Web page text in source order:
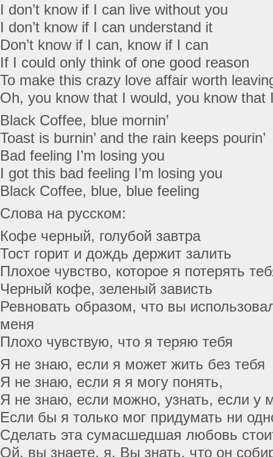
I don’t know if I can live without you
I don’t know if I can understand it
Don’t know if I can, know if I can
If I could only think of one good reason
To make this crazy love affair worth
Oh, you know that I would, you know that
Black Coffee, blue mornin’
Toast is burnin’ and the rain keeps pourin’
Bad feeling I’m losing you
I got this bad feeling I’m losing you
Black Coffee, blue, blue feeling
Слова на русском:
Кофе черный, голубой завтра
Тост горит и дождь держит залить
Плохое чувство, которое я потерять
Черный кофе, зеленый зависть
Ревновать образом, что вы
меня
Плохо чувствую, что я теряю тебя
Я не знаю, если я может жить без тебя
Я не знаю, если я я могу понять,
Я не знаю, если можно, узнать, если у
Если бы я только мог придумать ни
Сделать эта сумасшедшая любовь
Ой, вы знаете, я, Вы знать, что он